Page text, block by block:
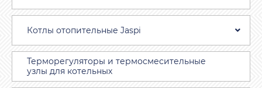
Котлы отопительные Jaspi
Терморегуляторы и термосмесительные
узлы для котельных